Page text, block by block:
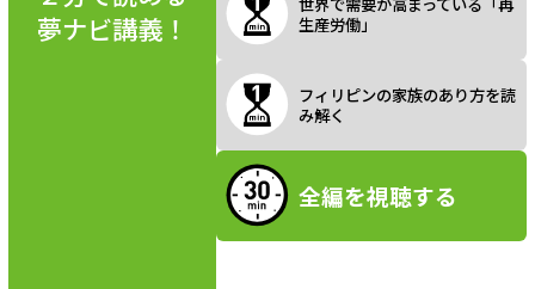
y
V
夢ナビ講義！
生産労働」
フィリピンの家族のあり方を読
み解く
全編を視聴する